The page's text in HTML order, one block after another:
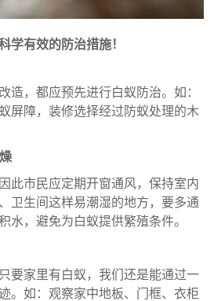
学有效的防治措施！
造，都应预先进行白蚁防治。如：
屏障，装修选择经过防蚁处理的木
此市民应定期开窗通风，保持室内
卫生间这样易潮湿的地方，要多通
水，避免为白蚁提供繁殖条件。
要家里有白蚁，我们还是能通过一
。如：观察家中地板、门框、衣柜